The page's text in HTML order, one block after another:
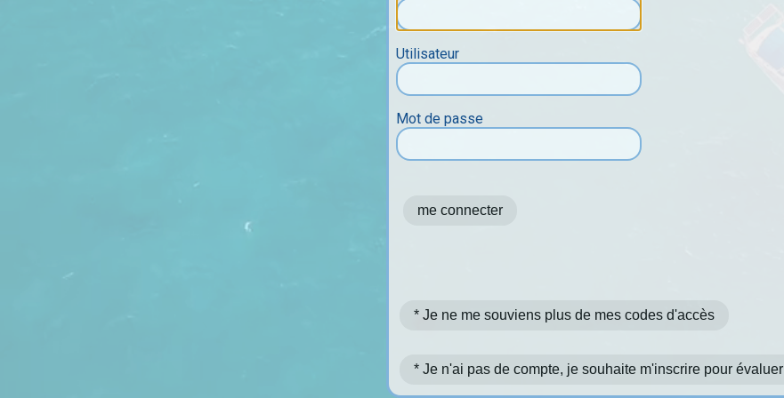
Utilisateur
Mot de passe
* Je ne me souviens plus de mes codes d'accès
* Je n'ai pas de compte, je souhaite m'inscrire pour évaluer